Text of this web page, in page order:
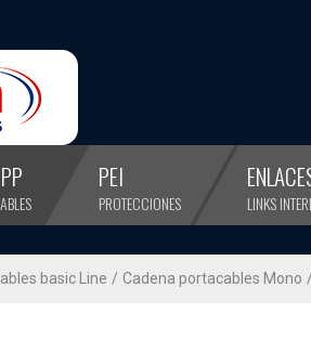
PEI
PROTECCIONES LINKS
basic Line / Cadena portacables Mono /